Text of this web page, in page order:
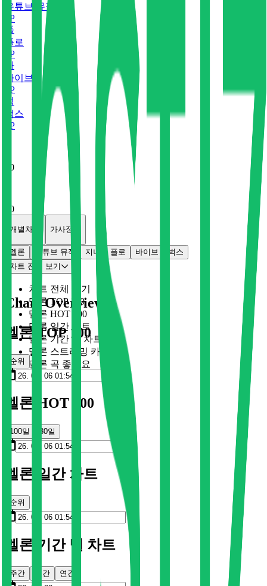
유튜브 뮤직
P
플
플로
P
바
바이브
P
벅
벅스
P
0
0
개별차트 가사정보
멜론 유튜브 뮤직 지니 플로 바이브
벅스
차트 전체 보기
차트 전체 보기
멜론 TOP 100
멜론 HOT 100
멜론 일간 차트
멜론 기간 별 차트
멜론 스트리밍 카드
멜론 곡 좋아요
Chart Overview
멜론 TOP 100
순위
멜론 HOT 100
100일 30일
멜론 일간 차트
순위
멜론 기간 별 차트
주간 월간 연간